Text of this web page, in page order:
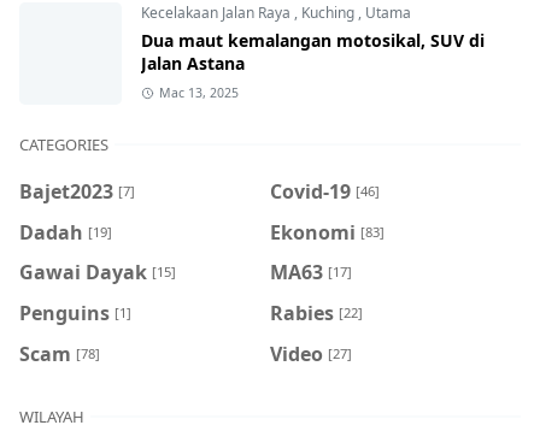
Kecelakaan Jalan Raya , Kuching , Utama
Dua maut kemalangan motosikal, SUV di
Jalan Astana
Mac 13, 2025
CATEGORIES
Bajet2023 [7] Covid-19 [46]
Dadah [19] Ekonomi [83]
Gawai Dayak [15] MA63 [17]
Penguins [1] Rabies [22]
Scam [78] Video [27]
WILAYAH